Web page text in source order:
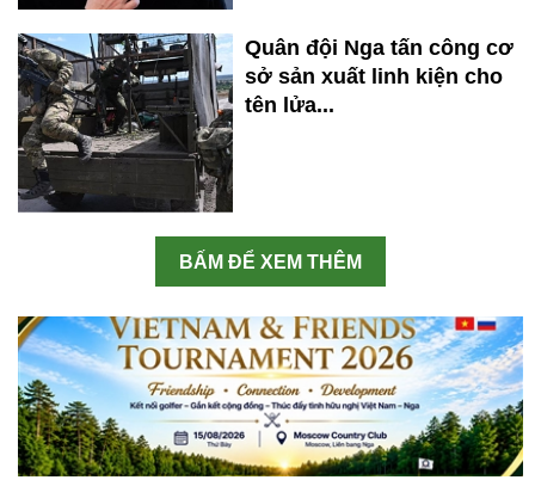
Quân đội Nga tấn công cơ
sở sản xuất linh kiện cho
tên lửa...
BẤM ĐỂ XEM THÊM